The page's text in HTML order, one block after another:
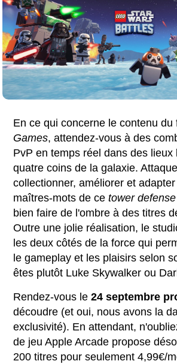
En ce qui concerne le contenu du
Games, attendez-vous à des
PvP en temps réel dans des lieux
quatre coins de la galaxie.
collectionner, améliorer et
maîtres-mots de cetower defense
bien faire de l'ombre à des titres
Outre une jolie réalisation, le
les deux côtés de la force qui
le gameplay et les plaisirs selon
êtes plutôt Luke Skywalker ou
Rendez-vous le24 septembre
découdre (et oui, nous avons la
exclusivité). En attendant,
de jeu Apple Arcade propose
200 titres pour seulement 4,99€/